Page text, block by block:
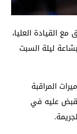
القيادة العليا،
ليلة السبت
المراقبة
عليه في